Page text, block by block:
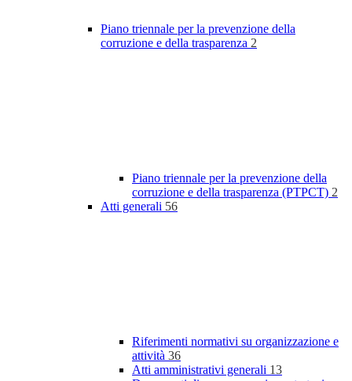
Piano triennale per la prevenzione della
corruzione e della trasparenza 2
Piano triennale per la prevenzione della
corruzione e della trasparenza (PTPCT) 2
Atti generali 56
Riferimenti normativi su organizzazione e
attività 36
Atti amministrativi generali 13